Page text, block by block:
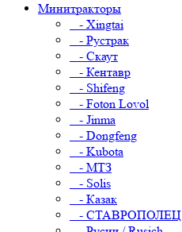
Минитракторы
- Xingtai
- Рустрак
- Скаут
- Кентавр
- Shifeng
- Foton Lovol
- Jinma
- Dongfeng
- Kubota
- МТЗ
- Solis
- Казак
- СТАВРОПОЛЕЦ